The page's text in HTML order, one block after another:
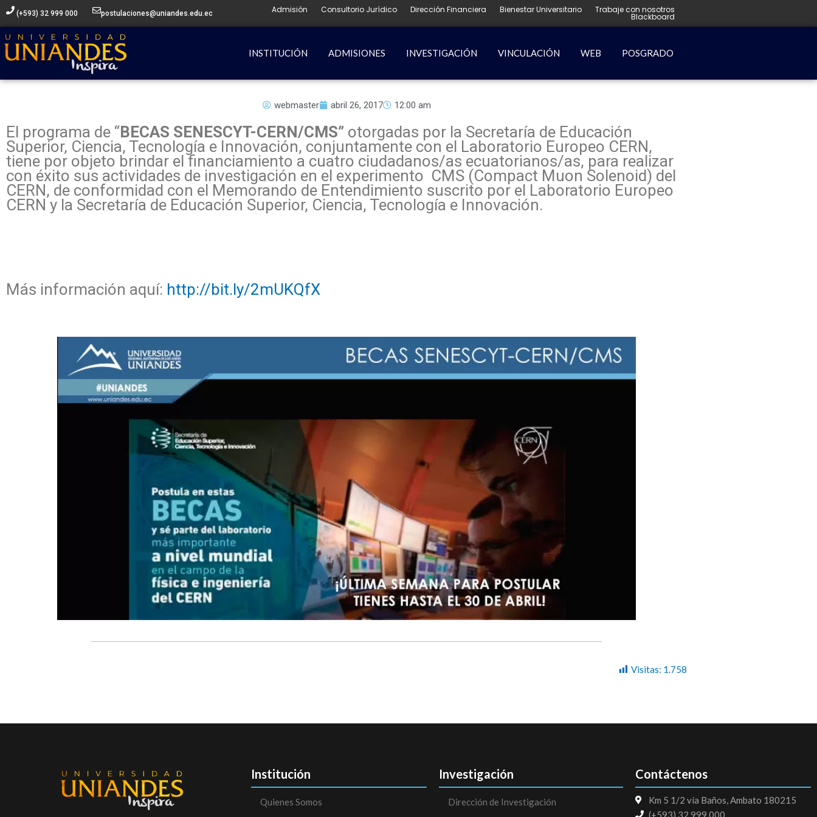
contenido
(+593) 32 999 000 postulaciones@uniandes.edu.ec Admisión Consultorio Jurídico Dirección Financiera Bienestar Universitario Trabaje con nosotros
Blackboard
INSTITUCIÓN ADMISIONES INVESTIGACIÓN VINCULACIÓN WEB POSGRADO
webmaster abril 26, 2017 12:00 am
El programa de “BECAS SENESCYT-CERN/CMS” otorgadas por la Secretaría de Educación
Superior, Ciencia, Tecnología e Innovación, conjuntamente con el Laboratorio Europeo CERN,
tiene por objeto brindar el financiamiento a cuatro ciudadanos/as ecuatorianos/as, para realizar
con éxito sus actividades de investigación en el experimento CMS (Compact Muon Solenoid) del
CERN, de conformidad con el Memorando de Entendimiento suscrito por el Laboratorio Europeo
CERN y la Secretaría de Educación Superior, Ciencia, Tecnología e Innovación.
Más información aquí: http://bit.ly/2mUKQfX
Visitas: 1.758
Institución
Quienes Somos
Investigación
Dirección de Investigación
Contáctenos
Km 5 1/2 vía Baños, Ambato 180215
(+593) 32 999 000